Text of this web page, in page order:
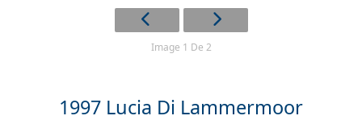
Image 1 De 2
1997 Lucia Di Lammermoor